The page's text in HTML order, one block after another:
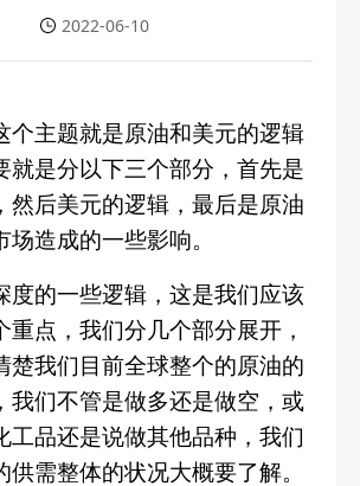
2022-06-10
个主题就是原油和美元的逻辑
就是分以下三个部分，首先是
然后美元的逻辑，最后是原油
场造成的一些影响。
度的一些逻辑，这是我们应该
重点，我们分几个部分展开，
楚我们目前全球整个的原油的
我们不管是做多还是做空，或
工品还是说做其他品种，我们
供需整体的状况大概要了解。